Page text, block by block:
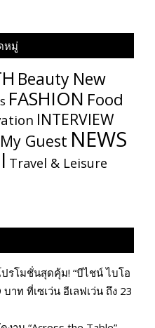
หมู่
Beauty New
FASHION Food
INTERVIEW
My​ Guest NEWS
Travel & Leisure
รโมชั่นสุดคุ้ม! “บีไชน์ ไบโอ
าท ที่เซเว่น อีเลฟเว่น ถึง 23